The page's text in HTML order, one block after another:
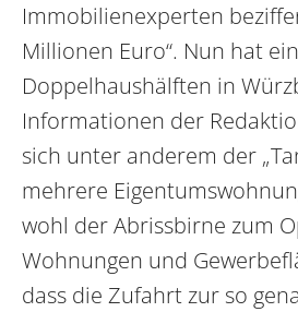
Immobilienexperten
Millionen Euro“. Nun hat
Doppelhaushälften in
Informationen der
sich unter anderem der
mehrere
wohl der Abrissbirne zum
Wohnungen und
dass die Zufahrt zur so